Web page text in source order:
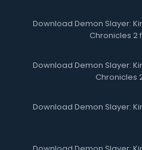
Download Demon Slayer:
Chronicles 2
Download Demon Slayer:
Chronicles
Download Demon Slayer: